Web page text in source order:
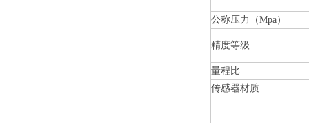
公称压力（Mpa）
精度等级
量程比
传感器材质